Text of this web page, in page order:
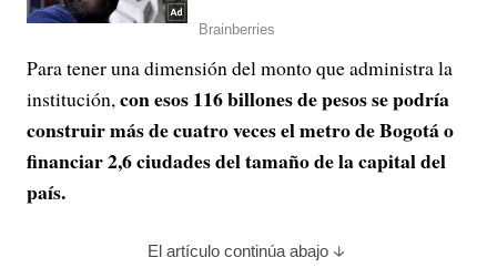
Para tener una dimensión del monto que administra la
institución,con esos 116 billones de pesos se podría
construir más de cuatro veces el metro de Bogotá o
financiar 2,6 ciudades del tamaño de la capital del
país.
El artículo continúa abajo